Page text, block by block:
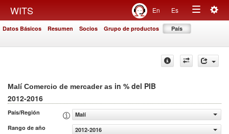
WITS En Es
Toggle
Datos Básicos Resumen Socios Grupo de productos País
Malí Comercio de mercader as in % del PIB
2012-2016
País/Región
Malí
Rango de año
2012-2016